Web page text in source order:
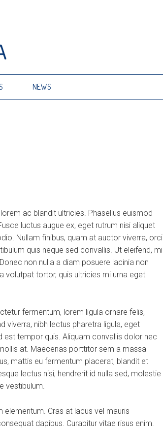
NEWS
ac blandit ultricies. Phasellus euismod
luctus augue ex, eget rutrum nisi aliquet
Nullam finibus, quam at auctor viverra, orci
quis neque sed convallis. Ut eleifend, mi
non nulla a diam posuere lacinia non
volutpat tortor, quis ultricies mi urna eget
fermentum, lorem ligula ornare felis,
viverra, nibh lectus pharetra ligula, eget
tempor quis. Aliquam convallis dolor nec
at. Maecenas porttitor sem a massa
mattis eu fermentum placerat, blandit et
lectus nisi, hendrerit id nulla sed, molestie
vestibulum.
Cras at lacus vel mauris
dapibus. Curabitur vitae risus enim.